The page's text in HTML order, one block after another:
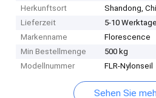
Herkunftsort
Shandong,
Lieferzeit
5-10 Werktage
Markenname
Florescence
Min Bestellmenge
500 kg
Modellnummer
FLR-Nylonseil
Sehen Sie